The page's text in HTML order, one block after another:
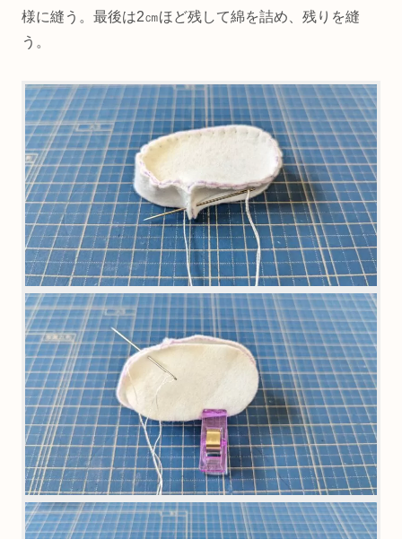
様に縫う。最後は2㎝ほど残して綿を詰め、残りを縫
う。